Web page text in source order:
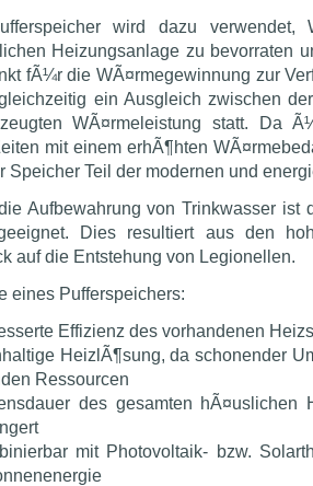
wird dazu verwendet,
Heizungsanlage zu bevorraten
fÃ¼r die WÃ¤rmegewinnung zur
ein Ausgleich zwischen
WÃ¤rmeleistung statt. Da
mit einem erhÃ¶hten
Speicher Teil der modernen und
Aufbewahrung von Trinkwasser ist
Dies resultiert aus den
auf die Entstehung von Legionellen.
eines Pufferspeichers:
Effizienz des vorhandenen
HeizlÃ¶sung, da schonender
Ressourcen
des gesamten hÃ¤uslichen
mit Photovoltaik- bzw.